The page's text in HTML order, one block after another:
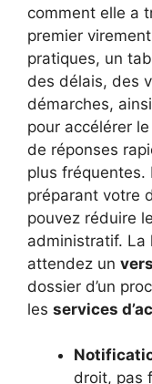
comment elle a
premier
pratiques, un
des délais, des
démarches,
pour accélérer
de réponses
plus fréquentes.
préparant votre
pouvez réduire
administratif. La
attendez un
dossier d’un
les services
droit, pas